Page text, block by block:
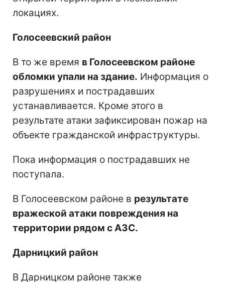
локациях.
Голосеевский район
В то же время в Голосеевском районе
обломки упали на здание. Информация о
разрушениях и пострадавших
устанавливается. Кроме этого в
результате атаки зафиксирован пожар на
объекте гражданской инфраструктуры.
Пока информация о пострадавших не
поступала.
В Голосеевском районе в результате
вражеской атаки повреждения на
территории рядом с АЗС.
Дарницкий район
В Дарницком районе также